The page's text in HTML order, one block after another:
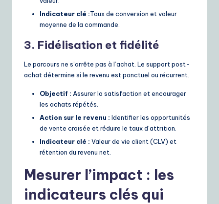
Indicateur clé :Taux de conversion et valeur
moyenne de la commande.
3. Fidélisation et fidélité
Le parcours ne s’arrête pas à l’achat. Le support post-
achat détermine si le revenu est ponctuel ou récurrent.
Objectif : Assurer la satisfaction et encourager
les achats répétés.
Action sur le revenu : Identifier les opportunités
de vente croisée et réduire le taux d’attrition.
Indicateur clé : Valeur de vie client (CLV) et
rétention du revenu net.
Mesurer l’impact : les
indicateurs clés qui